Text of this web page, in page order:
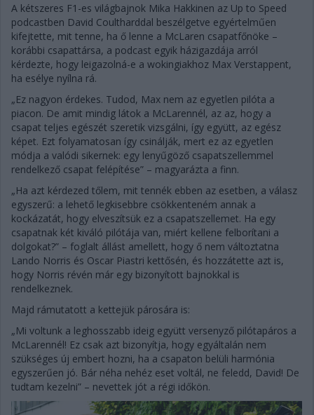
A kétszeres F1-es világbajnok Mika Hakkinen az Up to Speed
podcastben David Coultharddal beszélgetve egyértelműen
kifejtette, mit tenne, ha ő lenne a McLaren csapatfőnöke –
korábbi csapattársa, a podcast egyik házigazdája arról
kérdezte, hogy leigazolná-e a wokingiakhoz Max Verstappent,
ha esélye nyílna rá.
„Ez nagyon érdekes. Tudod, Max nem az egyetlen pilóta a
piacon. De amit mindig látok a McLarennél, az az, hogy a
csapat teljes egészét szeretik vizsgálni, így együtt, az egész
képet. Ezt folyamatosan így csinálják, mert ez az egyetlen
módja a valódi sikernek: egy lenyűgöző csapatszellemmel
rendelkező csapat felépítése” – magyarázta a finn.
„Ha azt kérdezed tőlem, mit tennék ebben az esetben, a válasz
egyszerű: a lehető legkisebbre csökkenteném annak a
kockázatát, hogy elveszítsük ez a csapatszellemet. Ha egy
csapatnak két kiváló pilótája van, miért kellene felborítani a
dolgokat?” – foglalt állást amellett, hogy ő nem változtatna
Lando Norris és Oscar Piastri kettősén, és hozzátette azt is,
hogy Norris révén már egy bizonyított bajnokkal is
rendelkeznek.
Majd rámutatott a kettejük párosára is:
„Mi voltunk a leghosszabb ideig együtt versenyző pilótapáros a
McLarennél! Ez csak azt bizonyítja, hogy egyáltalán nem
szükséges új embert hozni, ha a csapaton belüli harmónia
egyszerűen jó. Bár néha nehéz eset voltál, ne feledd, David! De
tudtam kezelni” – nevettek jót a régi időkön.